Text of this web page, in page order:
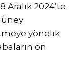
Aralık 2024’te
yönelik
ön